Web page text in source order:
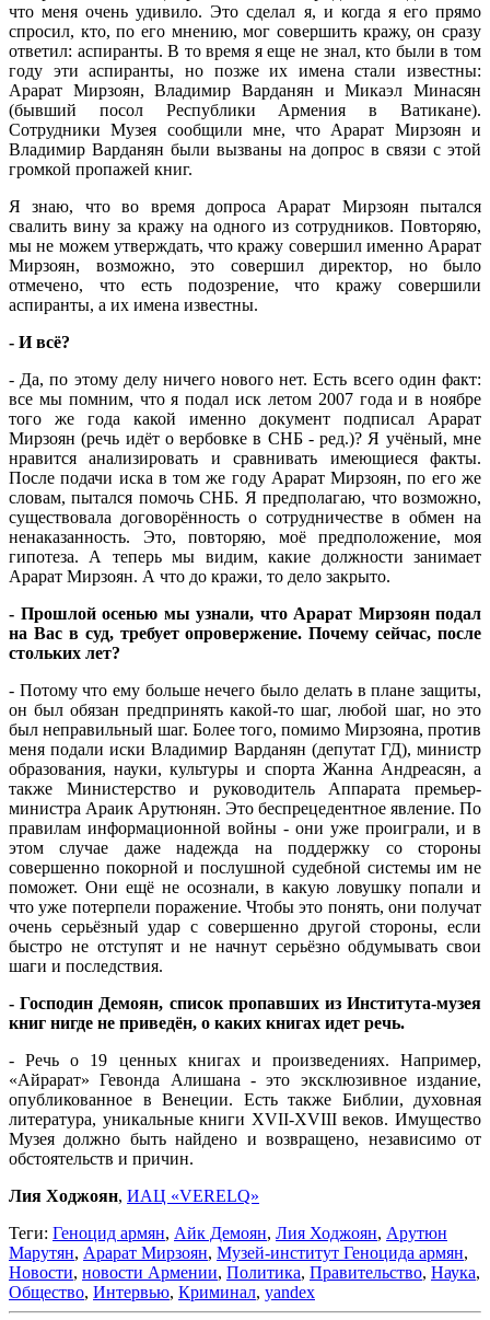
что меня очень удивило. Это сделал я, и когда я его прямо
спросил, кто, по его мнению, мог совершить кражу, он сразу
ответил: аспиранты. В то время я еще не знал, кто были в том
году эти аспиранты, но позже их имена стали известны:
Арарат Мирзоян, Владимир Варданян и Микаэл Минасян
(бывший посол Республики Армения в Ватикане).
Сотрудники Музея сообщили мне, что Арарат Мирзоян и
Владимир Варданян были вызваны на допрос в связи с этой
громкой пропажей книг.
Я знаю, что во время допроса Арарат Мирзоян пытался
свалить вину за кражу на одного из сотрудников. Повторяю,
мы не можем утверждать, что кражу совершил именно Арарат
Мирзоян, возможно, это совершил директор, но было
отмечено, что есть подозрение, что кражу совершили
аспиранты, а их имена известны.
- И всё?
- Да, по этому делу ничего нового нет. Есть всего один факт:
все мы помним, что я подал иск летом 2007 года и в ноябре
того же года какой именно документ подписал Арарат
Мирзоян (речь идёт о вербовке в СНБ - ред.)? Я учёный, мне
нравится анализировать и сравнивать имеющиеся факты.
После подачи иска в том же году Арарат Мирзоян, по его же
словам, пытался помочь СНБ. Я предполагаю, что возможно,
существовала договорённость о сотрудничестве в обмен на
ненаказанность. Это, повторяю, моё предположение, моя
гипотеза. А теперь мы видим, какие должности занимает
Арарат Мирзоян. А что до кражи, то дело закрыто.
- Прошлой осенью мы узнали, что Арарат Мирзоян подал
на Вас в суд, требует опровержение. Почему сейчас, после
стольких лет?
- Потому что ему больше нечего было делать в плане защиты,
он был обязан предпринять какой-то шаг, любой шаг, но это
был неправильный шаг. Более того, помимо Мирзояна, против
меня подали иски Владимир Варданян (депутат ГД), министр
образования, науки, культуры и спорта Жанна Андреасян, а
также Министерство и руководитель Аппарата премьер-
министра Араик Арутюнян. Это беспрецедентное явление. По
правилам информационной войны - они уже проиграли, и в
этом случае даже надежда на поддержку со стороны
совершенно покорной и послушной судебной системы им не
поможет. Они ещё не осознали, в какую ловушку попали и
что уже потерпели поражение. Чтобы это понять, они получат
очень серьёзный удар с совершенно другой стороны, если
быстро не отступят и не начнут серьёзно обдумывать свои
шаги и последствия.
- Господин Демоян, список пропавших из Института-музея
книг нигде не приведён, о каких книгах идет речь.
- Речь о 19 ценных книгах и произведениях. Например,
«Айрарат» Гевонда Алишана - это эксклюзивное издание,
опубликованное в Венеции. Есть также Библии, духовная
литература, уникальные книги XVII-XVIII веков. Имущество
Музея должно быть найдено и возвращено, независимо от
обстоятельств и причин.
Лия Ходжоян, ИАЦ «VERELQ»
Теги: Геноцид армян, Айк Демоян, Лия Ходжоян, Арутюн
Марутян, Арарат Мирзоян, Музей-институт Геноцида армян,
Новости, новости Армении, Политика, Правительство, Наука,
Общество, Интервью, Криминал, yandex